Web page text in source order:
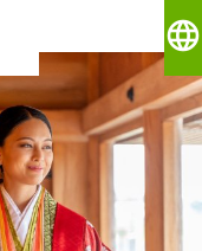
language